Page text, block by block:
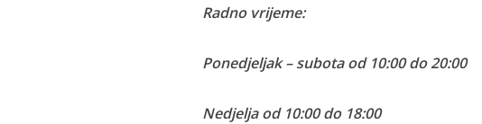
Radno vrijeme:
Ponedjeljak – subota od 10:00 do 20:00
Nedjelja od 10:00 do 18:00